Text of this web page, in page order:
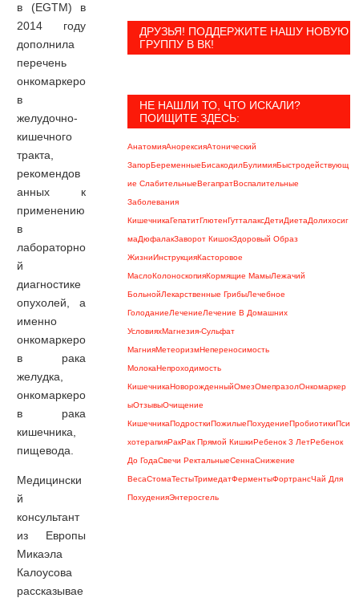
в (EGTM) в
2014 году
дополнила
перечень
онкомаркеро
в
желудочно-
кишечного
тракта,
рекомендов
анных к
применению
в
лабораторно
й
диагностике
опухолей, а
именно
онкомаркеро
в рака
желудка,
онкомаркеро
в рака
кишечника,
пищевода.
Медицински
й
консультант
из Европы
Микаэла
Калоусова
рассказывае
ДРУЗЬЯ! ПОДДЕРЖИТЕ НАШУ НОВУЮ
ГРУППУ В ВК!
НЕ НАШЛИ ТО, ЧТО ИСКАЛИ?
ПОИЩИТЕ ЗДЕСЬ:
АнатомияАнорексияАтонический
ЗапорБеременныеБисакодилБулимияБыстродействующ
Ие СлабительныеВегапратВоспалительные
Заболевания
КишечникаГепатитГлютенГутталаксДетиДиетаДолихосиг
МаДюфалакЗаворот КишокЗдоровый Образ
ЖизниИнструкцияКасторовое
МаслоКолоноскопияКормящие МамыЛежачий
БольнойЛекарственные ГрибыЛечебное
ГолоданиеЛечениеЛечение В Домашних
УсловияхМагнезия-Сульфат
МагнияМетеоризмНепереносимость
МолокаНепроходимость
КишечникаНоворожденныйОмезОмепразолОнкомаркер
ЫОтзывыОчищение
КишечникаПодросткиПожилыеПохудениеПробиотикиПси
ХотерапияРакРак Прямой КишкиРебенок 3 ЛетРебенок
До ГодаСвечи РектальныеСеннаСнижение
ВесаСтомаТестыТримедатФерментыФортрансЧай Для
ПохуденияЭнтеросгель